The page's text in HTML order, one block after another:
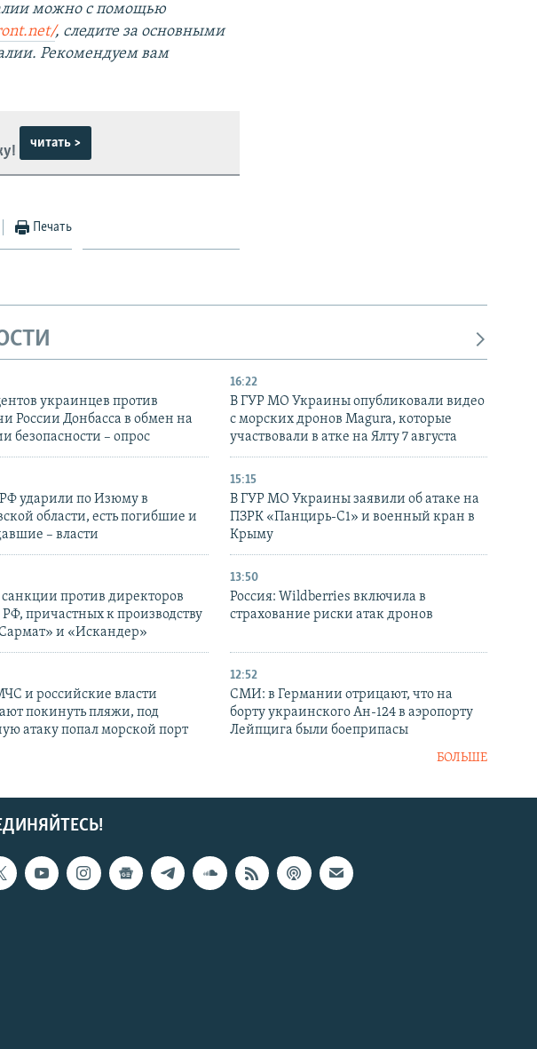
можно с помощью
, следите за основными
Рекомендуем вам
читать >
Печать
украинцев против
России Донбасса в обмен на
безопасности – опрос
16:22
В ГУР МО Украины опубликовали видео
с морских дронов Magura, которые
участвовали в атке на Ялту 7 августа
ударили по Изюму в
области, есть погибшие и
– власти
15:15
В ГУР МО Украины заявили об атаке на
ПЗРК «Панцирь-С1» и военный кран в
Крыму
санкции против директоров
РФ, причастных к производству
и «Искандер»
13:50
Россия: Wildberries включила в
страхование риски атак дронов
и российские власти
покинуть пляжи, под
атаку попал морской порт
12:52
СМИ: в Германии отрицают, что на
борту украинского Ан-124 в аэропорту
Лейпцига были боеприпасы
БОЛЬШЕ